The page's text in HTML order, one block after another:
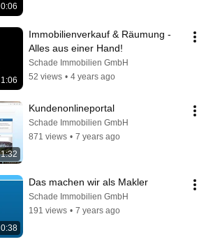
0:06
1:06
Immobilienverkauf & Räumung -
Alles aus einer Hand!
Schade Immobilien GmbH
52 views • 4 years ago
1:32
Kundenonlineportal
Schade Immobilien GmbH
871 views • 7 years ago
0:38
Das machen wir als Makler
Schade Immobilien GmbH
191 views • 7 years ago